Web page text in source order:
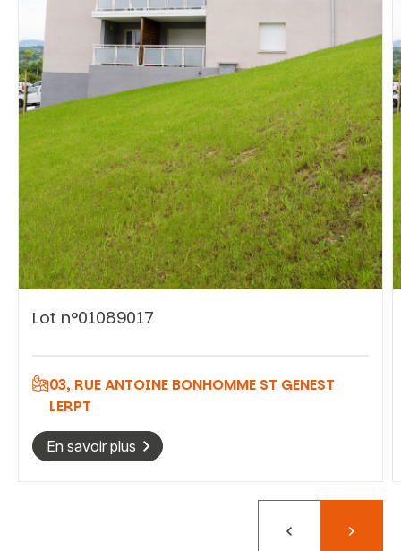
Vous recherchez&nbsp;:
Rechercher
Lot n°01089017
03, RUE ANTOINE BONHOMME ST GENEST
LERPT
En savoir plus
PrécédentSuivant